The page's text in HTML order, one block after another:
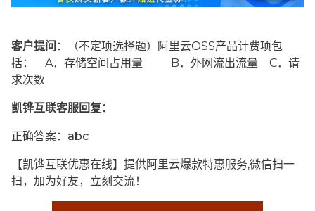
客户提问 ：（不定项选择题）阿里云OSS产品计费项包
括： A．存储空间占用量 B．外网流出流量 C．请
求次数
凯铧互联客服回复：
正确答案：abc
【凯铧互联优惠在线】提供阿里云爆款特惠服务,微信扫一
扫，加为好友，立刻交流！